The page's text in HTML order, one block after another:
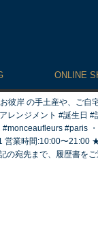
ONLINE
彼岸 の手土産や、ご自
レンジメント #誕生日
#paris ・
6701 営業時間
先まで、履歴書をご